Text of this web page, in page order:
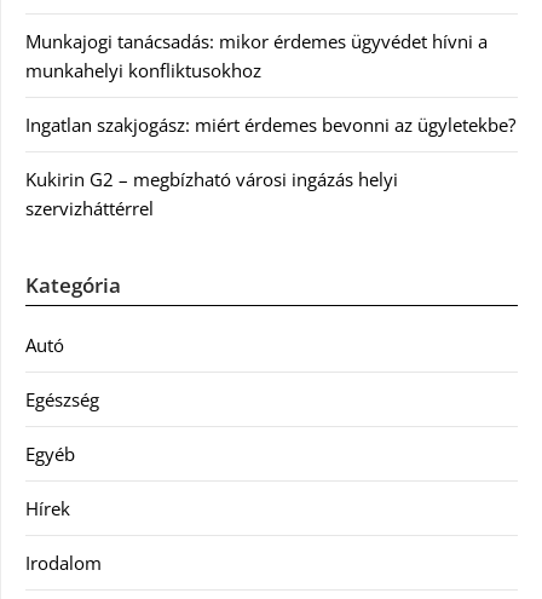
Munkajogi tanácsadás: mikor érdemes ügyvédet hívni a
munkahelyi konfliktusokhoz
Ingatlan szakjogász: miért érdemes bevonni az ügyletekbe?
Kukirin G2 – megbízható városi ingázás helyi
szervizháttérrel
Kategória
Autó
Egészség
Egyéb
Hírek
Irodalom